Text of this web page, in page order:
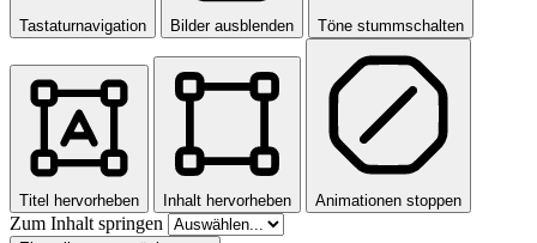
Tastaturnavigation Bilder ausblenden Töne stummschalten
Titel hervorheben Inhalt hervorheben Animationen stoppen
Zum Inhalt springen